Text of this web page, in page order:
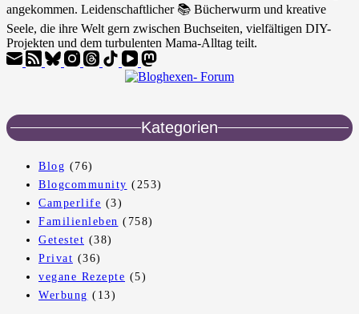
angekommen. Leidenschaftlicher 📚 Bücherwurm und kreative
Seele, die ihre Welt gern zwischen Buchseiten, vielfältigen DIY-
Projekten und dem turbulenten Mama-Alltag teilt.
Kategorien
Blog (76)
Blogcommunity (253)
Camperlife (3)
Familienleben (758)
Getestet (38)
Privat (36)
vegane Rezepte (5)
Werbung (13)